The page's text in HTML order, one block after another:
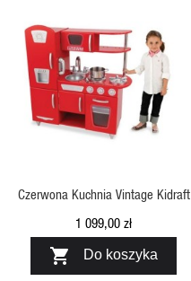
SZYBKI PODGLĄD
Czerwona Kuchnia Vintage Kidraft
1 099,00 zł
 Do koszyka